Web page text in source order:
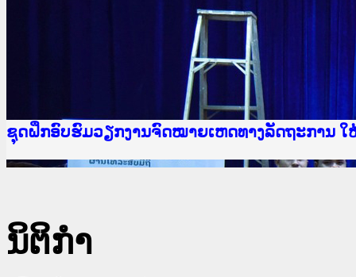
Ministry of Justice Lao PDR
ເຜີຍແຜ່ວັບໄຊຈົດໝາຍເຫດທາງລັດຖະການ ແລະ ແອັ
ກະຊວງຍຸຕິທຳ
ຊຸດຝຶກອົບຮົມວຽກງານຈົດໝາຍເຫດທາງລັດຖະການ
ກອງປະຊຸມທົບທວນຄືນການຈັດຕັ້ງປະຕິບັດວຽກງານຈົ
ຝຶກອົບຮົມ ຜູ່ປະສານງານວຽກງານຈົດໝາຍເຫດທາງລັ
ຝຶກອົບຮົມ ຜູ່ປະສານງານວຽກງານຈົດໝາຍເຫດທາງລັ
ເຜີຍແຜ່ແອັບກົດໝາຍລາວ ແລະ ເວັບໄຊຈົດໝາຍເຫດ
ເຜີຍແຜ່ແອັບກົດໝາຍລາວ ແລະ ເວັບໄຊຈົດໝາຍເຫດ
ຍົກລະດັບວຽກງານຈົດໝາຍເຫດທາງລັດຖະການໃຫ້ຜູ້
ຊຸດຝຶກອົບຮົມວຽກງານຈົດໝາຍເຫດທາງລັດຖະການ ໃ
ນິຕິກໍາ